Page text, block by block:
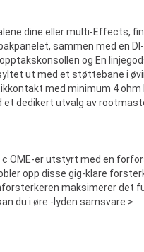
dine eller multi-Effects,
sammen med en
og En
ut med et støttebane i
med minimum 4 ohm
dedikert utvalg av
c OME-er utstyrt med en
opp disse gig-klare
maksimerer det
du i øre -lyden samsvare >